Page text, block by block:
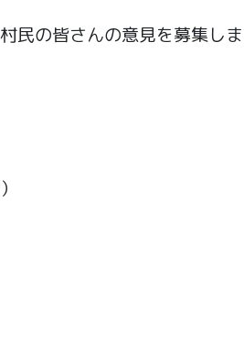
民の皆さんの意見を募集しま